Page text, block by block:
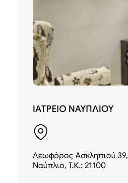
ΙΑΤΡΕΙΟ ΝΑΥΠΛΙΟΥ
Λεωφόρος Ασκληπιού 39,
Ναύπλιο, Τ.Κ.: 21100